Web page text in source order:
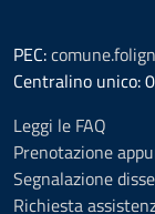
PEC:
Centralino unico:
Leggi le FAQ
Prenotazione
Segnalazione
Richiesta